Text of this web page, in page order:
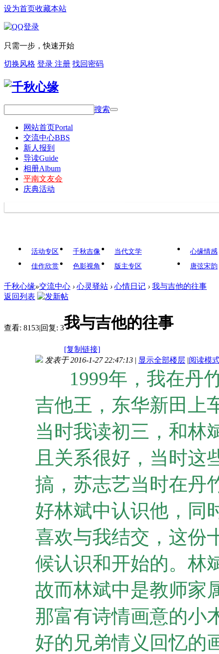
设为首页收藏本站
只需一步，快速开始
切换风格 登录 注册 找回密码
搜索
网站首页Portal
交流中心BBS
新人报到
导读Guide
相册Album
平南文友会
庆典活动
活动专区 千秋吉像
当代文学
佳作欣赏
色影视角 版主专区
心缘情感
唐弦宋韵
千秋心缘»交流中心 › 心灵驿站 › 心情日记 › 我与吉他的往事
返回列表
查看: 8153|回复: 3我与吉他的往事
[复制链接]
发表于 2016-1-27 22:47:13 | 显示全部楼层 |阅读模
1999年，我在丹
吉他王，东华新田上
当时我读初三，和林
且关系很好，当时这
搞，苏志艺当时在丹
好林斌中认识他，同
喜欢与我结交，这份
候认识和开始的。林
故而林斌中是教师家
那富有诗情画意的小
好的兄弟情义回忆的